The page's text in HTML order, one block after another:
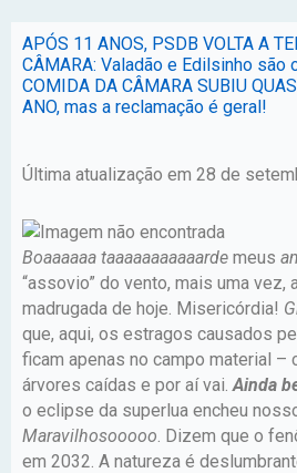
APÓS 11 ANOS, PSDB VOLTA A
CÂMARA: Valadão e Edilsinho são
COMIDA DA CÂMARA SUBIU
ANO, mas a reclamação é geral!
Última atualização em 28 de
Boaaaaaa taaaaaaaaaaarde meus
“assovio” do vento, mais uma vez,
madrugada de hoje. Misericórdia!
que, aqui, os estragos causados
ficam apenas no campo material –
árvores caídas e por aí vai.Ainda
o eclipse da superlua encheu
Maravilhosooooo. Dizem que o
em 2032. A natureza é